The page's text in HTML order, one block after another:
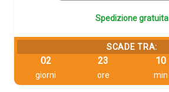
Spedizione gratuita
SCADE TRA:
02
giorni
23
ore
10
min